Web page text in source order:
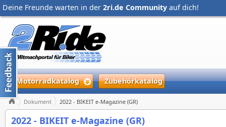
Deine Freunde warten in der 2ri.de Community auf dich!
Motorradkatalog Zubehörkatalog
Dokument 2022 - BIKEIT e-Magazine (GR)
2022 - BIKEIT e-Magazine (GR)